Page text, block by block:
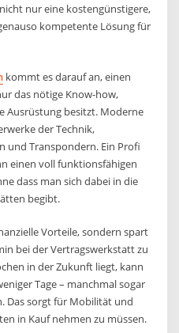
nur eine kostengünstigere,
kompetente Lösung für
kommt es darauf an, einen
das nötige Know-how,
Ausrüstung besitzt. Moderne
der Technik,
und Transpondern. Ein Profi
einen voll funktionsfähigen
dass man sich dabei in die
begibt.
Vorteile, sondern spart
bei der Vertragswerkstatt zu
in der Zukunft liegt, kann
Tage – manchmal sogar
Das sorgt für Mobilität und
in Kauf nehmen zu müssen.